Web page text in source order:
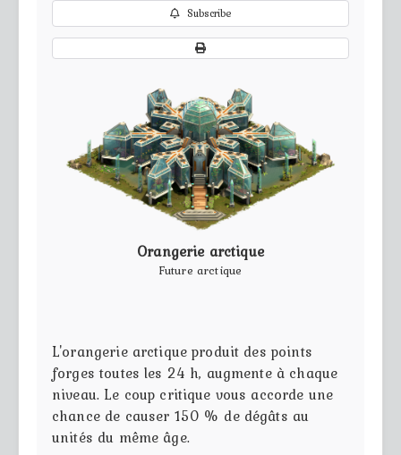
Subscribe
Orangerie arctique
Future arctique
L'orangerie arctique produit des points
forges toutes les 24 h, augmente à chaque
niveau. Le coup critique vous accorde une
chance de causer 150 % de dégâts au
unités du même âge.